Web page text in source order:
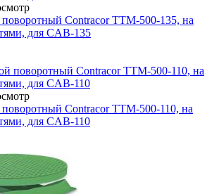
Contracor TTM-500-135, на
для CAB-135
Contracor TTM-500-110, на
для CAB-110